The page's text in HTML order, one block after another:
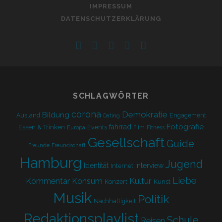
IMPRESSUM
DATENSCHUTZERKLÄRUNG
facebook
instagram
linkedinemail-
SCHLAGWÖRTER
Ausland Bildung corona Dating Demokratie Engagement
Essen & Trinken Europa Events fahrrad Film Fitness Fotografie
Freunde Freundschaft GesellschaftGuide
Hamburg Identität Internet Interview Jugend
Kommentar Konsum Konzert Kultur Kunst Liebe
Musik Nachhaltigkeit Politik
Redaktionsplaylist